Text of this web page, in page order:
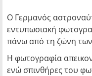
Ο Γερμανός
εντυπωσιακή
πάνω από τη ζώνη
Η φωτογραφία
ενώ σπινθήρες του